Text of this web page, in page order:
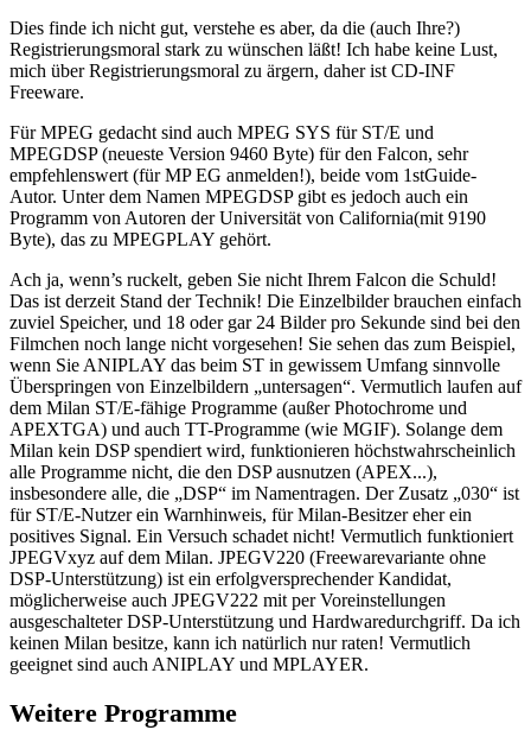
Dies finde ich nicht gut, verstehe es aber, da die (auch Ihre?)
Registrierungsmoral stark zu wünschen läßt! Ich habe keine Lust,
mich über Registrierungsmoral zu ärgern, daher ist CD-INF
Freeware.
Für MPEG gedacht sind auch MPEG SYS für ST/E und
MPEGDSP (neueste Version 9460 Byte) für den Falcon, sehr
empfehlenswert (für MP EG anmelden!), beide vom 1stGuide-
Autor. Unter dem Namen MPEGDSP gibt es jedoch auch ein
Programm von Autoren der Universität von California(mit 9190
Byte), das zu MPEGPLAY gehört.
Ach ja, wenn’s ruckelt, geben Sie nicht Ihrem Falcon die Schuld!
Das ist derzeit Stand der Technik! Die Einzelbilder brauchen einfach
zuviel Speicher, und 18 oder gar 24 Bilder pro Sekunde sind bei den
Filmchen noch lange nicht vorgesehen! Sie sehen das zum Beispiel,
wenn Sie ANIPLAY das beim ST in gewissem Umfang sinnvolle
Überspringen von Einzelbildern „untersagen“. Vermutlich laufen auf
dem Milan ST/E-fähige Programme (außer Photochrome und
APEXTGA) und auch TT-Programme (wie MGIF). Solange dem
Milan kein DSP spendiert wird, funktionieren höchstwahrscheinlich
alle Programme nicht, die den DSP ausnutzen (APEX...),
insbesondere alle, die „DSP“ im Namentragen. Der Zusatz „030“ ist
für ST/E-Nutzer ein Warnhinweis, für Milan-Besitzer eher ein
positives Signal. Ein Versuch schadet nicht! Vermutlich funktioniert
JPEGVxyz auf dem Milan. JPEGV220 (Freewarevariante ohne
DSP-Unterstützung) ist ein erfolgversprechender Kandidat,
möglicherweise auch JPEGV222 mit per Voreinstellungen
ausgeschalteter DSP-Unterstützung und Hardwaredurchgriff. Da ich
keinen Milan besitze, kann ich natürlich nur raten! Vermutlich
geeignet sind auch ANIPLAY und MPLAYER.
Weitere Programme